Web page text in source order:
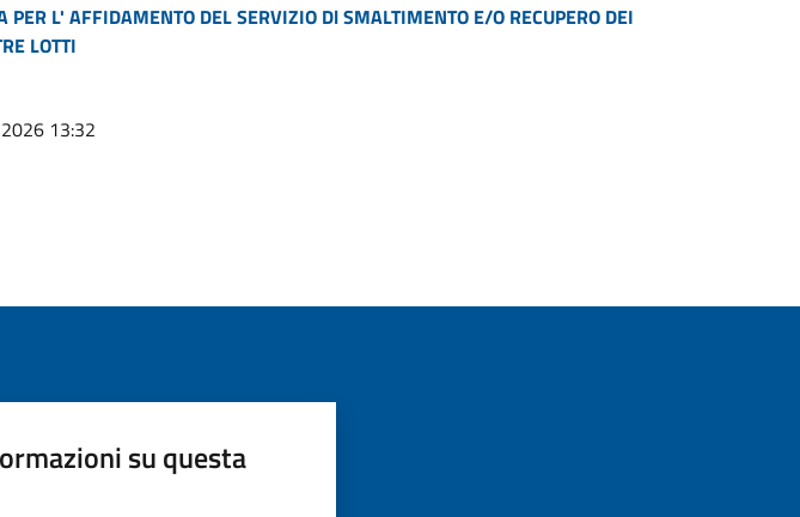
PER L' AFFIDAMENTO DEL SERVIZIO Dl SMALTIMENTO E/O RECUPERO DEI
LOTTI
13:32
su questa